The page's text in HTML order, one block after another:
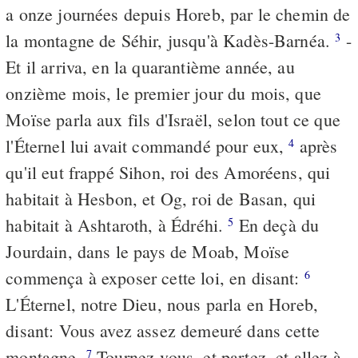
a onze journées depuis Horeb, par le chemin de
la montagne de Séhir, jusqu'à Kadès-Barnéa.3 -
Et il arriva, en la quarantième année, au
onzième mois, le premier jour du mois, que
Moïse parla aux fils d'Israël, selon tout ce que
l'Éternel lui avait commandé pour eux,4 après
qu'il eut frappé Sihon, roi des Amoréens, qui
habitait à Hesbon, et Og, roi de Basan, qui
habitait à Ashtaroth, à Édréhi.5 En deçà du
Jourdain, dans le pays de Moab, Moïse
commença à exposer cette loi, en disant: 6
L'Éternel, notre Dieu, nous parla en Horeb,
disant: Vous avez assez demeuré dans cette
7